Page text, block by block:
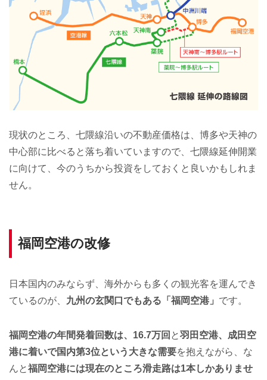
現状のところ、七隈線沿いの不動産価格は、博多や天神の
中心部に比べると落ち着いていますので、七隈線延伸開業
に向けて、今のうちから投資をしておくと良いかもしれま
せん。
福岡空港の改修
日本国内のみならず、海外からも多くの観光客を運んでき
ているのが、 九州の玄関口でもある「福岡空港」 です。
福岡空港の年間発着回数は、16.7万回 と羽田空港、成田空
港に着いで国内第3位という大きな需要を抱えながら、な
んと福岡空港には現在のところ滑走路は1本しかありませ